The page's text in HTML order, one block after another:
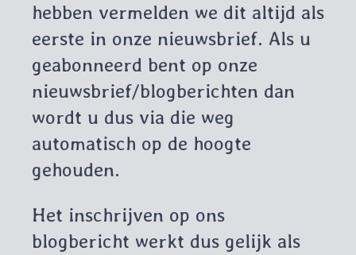
hebben vermelden we dit altijd als
eerste in onze nieuwsbrief. Als u
geabonneerd bent op onze
nieuwsbrief/blogberichten dan
wordt u dus via die weg
automatisch op de hoogte
gehouden.
Het inschrijven op ons
blogbericht werkt dus gelijk als